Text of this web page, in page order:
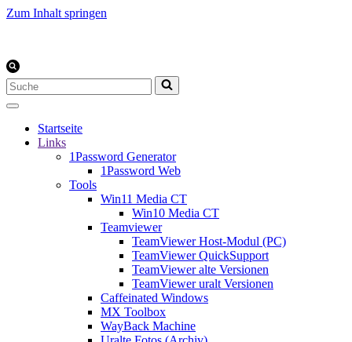
Zum Inhalt springen
Suchen
nach …
Startseite
Links
1Password Generator
1Password Web
Tools
Win11 Media CT
Win10 Media CT
Teamviewer
TeamViewer Host-Modul (PC)
TeamViewer QuickSupport
TeamViewer alte Versionen
TeamViewer uralt Versionen
Caffeinated Windows
MX Toolbox
WayBack Machine